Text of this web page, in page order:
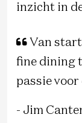
inzicht in
Van
fine dining
passie voor
- Jim